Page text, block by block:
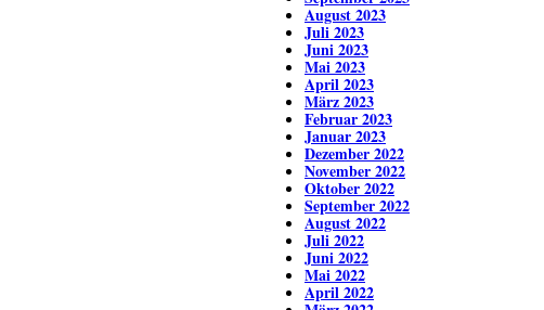
August 2023
Juli 2023
Juni 2023
Mai 2023
April 2023
März 2023
Februar 2023
Januar 2023
Dezember 2022
November 2022
Oktober 2022
September 2022
August 2022
Juli 2022
Juni 2022
Mai 2022
April 2022